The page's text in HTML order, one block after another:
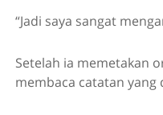
“Jadi saya sangat
Setelah ia memetakan
membaca catatan yang